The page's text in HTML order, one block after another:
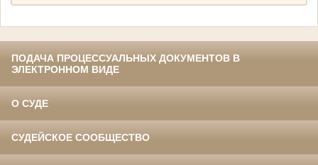
ПОДАЧА ПРОЦЕССУАЛЬНЫХ ДОКУМЕНТОВ В
ЭЛЕКТРОННОМ ВИДЕ
О СУДЕ
СУДЕЙСКОЕ СООБЩЕСТВО